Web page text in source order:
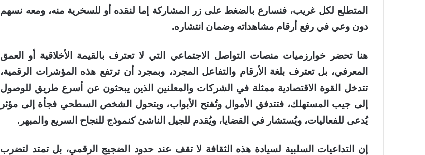
المتطلع لكل غريب، فنسارع بالضغط على زر المشاركة إما لنقده أو للسخرية منه، ومعه نسهم
دون وعي في رفع أرقام مشاهداته وضمان انتشاره.
هنا تحضر خوارزميات منصات التواصل الاجتماعي التي لا تعترف بالقيمة الأخلاقية أو العمق
المعرفي، بل تعترف بلغة الأرقام والتفاعل المجرد، وبمجرد أن ترتفع هذه المؤشرات الرقمية،
تتدخل القوة الاقتصادية ممثلة في الشركات والمعلنين الذين يبحثون عن أسرع طريق للوصول
إلى جيب المستهلك، فتتدفق الأموال وتُفتح الأبواب، ويتحول الشخص السطحي فجأة إلى مؤثر
يُدعى للفعاليات، ويُستشار في القضايا، ويُقدم للجيل الناشئ كنموذج للنجاح السريع والمبهر.
إن التداعيات السلبية لسيادة هذه الثقافة لا تقف عند حدود الضجيج الرقمي، بل تمتد لتضرب